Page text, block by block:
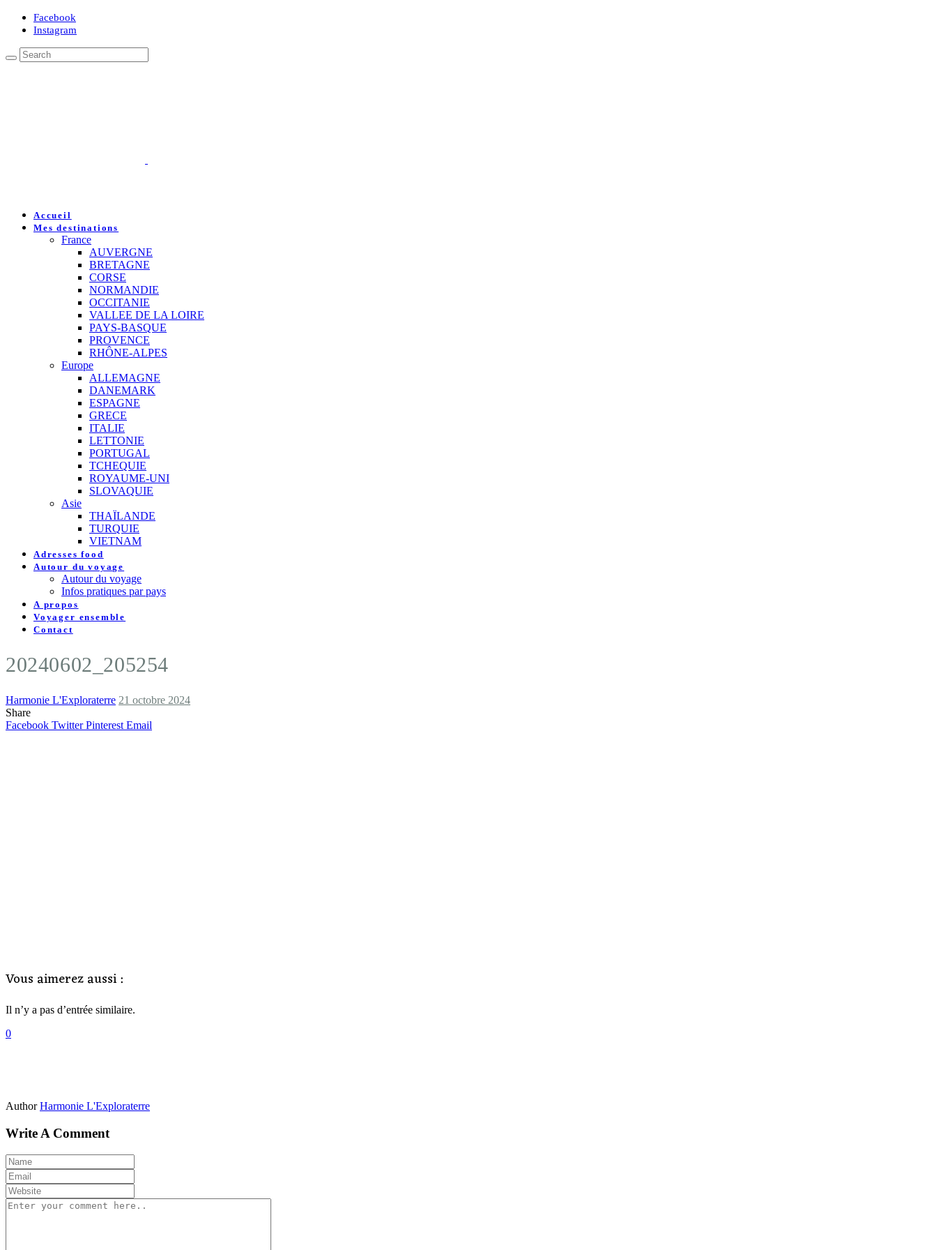
Facebook
Instagram
Accueil
Mes destinations
France
AUVERGNE
BRETAGNE
CORSE
NORMANDIE
OCCITANIE
VALLEE DE LA LOIRE
PAYS-BASQUE
PROVENCE
RHÔNE-ALPES
Europe
ALLEMAGNE
DANEMARK
ESPAGNE
GRECE
ITALIE
LETTONIE
PORTUGAL
TCHEQUIE
ROYAUME-UNI
SLOVAQUIE
Asie
THAÏLANDE
TURQUIE
VIETNAM
Adresses food
Autour du voyage
Autour du voyage
Infos pratiques par pays
A propos
Voyager ensemble
Contact
20240602_205254
Harmonie L'Exploraterre 21 octobre 2024
Share
Facebook Twitter Pinterest Email
Vous aimerez aussi :
Il n’y a pas d’entrée similaire.
0
Author Harmonie L'Exploraterre
Write A Comment